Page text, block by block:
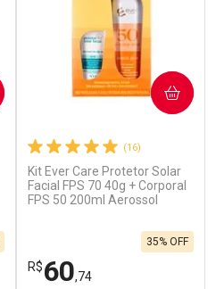
Ativar Desconto
Por R$ 137,66/cada
Comprar sem Desconto
(16)
Kit Ever Care Protetor Solar
Facial FPS 70 40g + Corporal
FPS 50 200ml Aerossol
R$60,74
35% OFF
COMPRAR